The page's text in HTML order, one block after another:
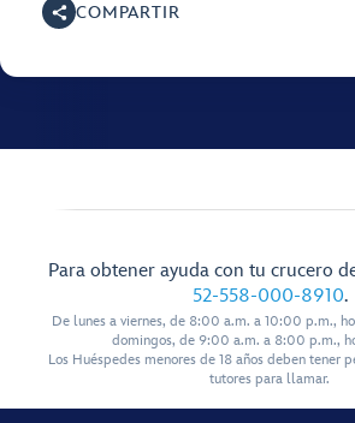
COMPARTIR
Para obtener ayuda con tu crucero
52-558-000-8910.
De lunes a viernes, de 8:00 a.m. a 10:00 p.m.,
domingos, de 9:00 a.m. a 8:00 p.m.,
Los Huéspedes menores de 18 años deben tener
tutores para llamar.